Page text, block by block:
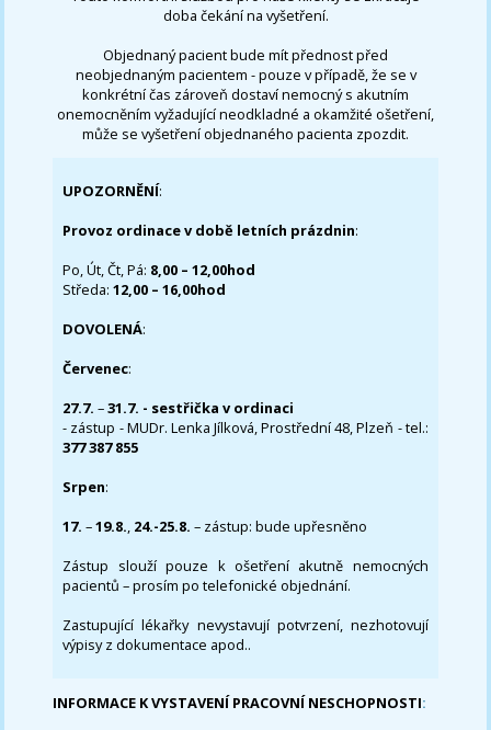
doba čekání na vyšetření.
Objednaný pacient bude mít přednost před
neobjednaným pacientem - pouze v případě, že se v
konkrétní čas zároveň dostaví nemocný s akutním
onemocněním vyžadující neodkladné a okamžité ošetření,
může se vyšetření objednaného pacienta zpozdit.
UPOZORNĚNÍ:
Provoz ordinace v době letních prázdnin:
Po, Út, Čt, Pá: 8,00 – 12,00hod
Středa:12,00 – 16,00hod
DOVOLENÁ:
Červenec:
27.7.–31.7. - sestřička v ordinaci
- zástup - MUDr. Lenka Jílková, Prostřední 48, Plzeň - tel.:
377 387 855
Srpen:
17. –19.8., 24.-25.8. – zástup: bude upřesněno
Zástup slouží pouze k ošetření akutně nemocných
pacientů – prosím po telefonické objednání.
Zastupující lékařky nevystavují potvrzení, nezhotovují
výpisy z dokumentace apod..
INFORMACE K VYSTAVENÍ PRACOVNÍ NESCHOPNOSTI: